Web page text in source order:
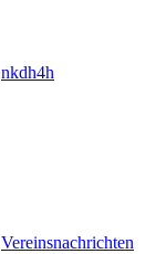
nkdh4h
Vereinsnachrichten